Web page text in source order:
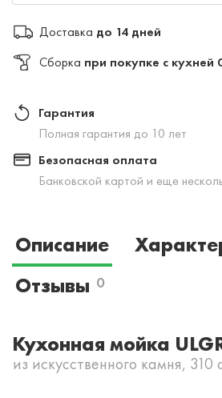
Доставка до 14 дней
Сборка при покупке с кухней
Гарантия
Полная гарантия до 10 лет
Безопасная оплата
Банковской картой и еще
Описание
Отзывы 0
Кухонная мойка
из искусственного камня, 310